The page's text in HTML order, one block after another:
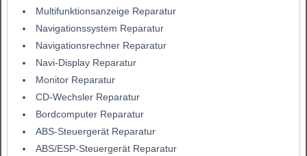
Multifunktionsanzeige Reparatur
Navigationssystem Reparatur
Navigationsrechner Reparatur
Navi-Display Reparatur
Monitor Reparatur
CD-Wechsler Reparatur
Bordcomputer Reparatur
ABS-Steuergerät Reparatur
ABS/ESP-Steuergerät Reparatur